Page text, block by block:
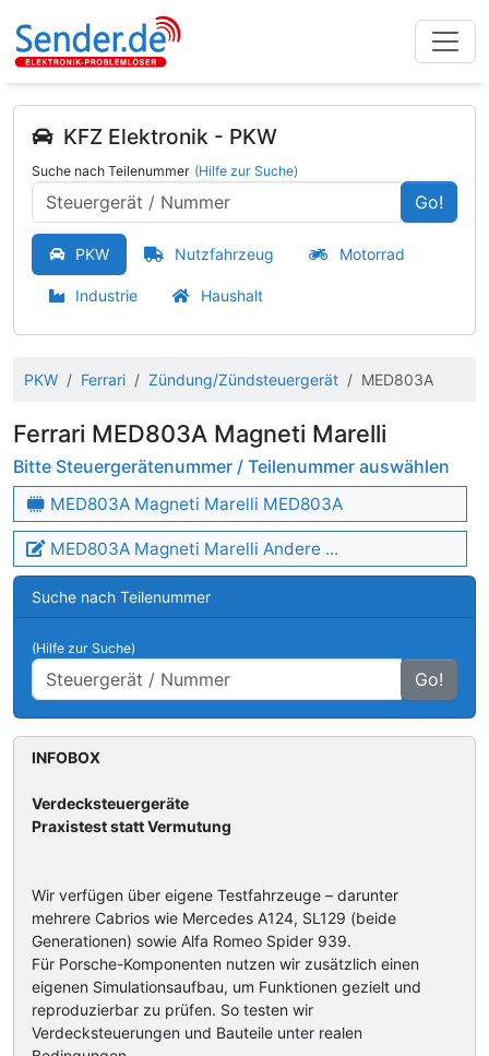
KFZ Elektronik - PKW
Suche nach Teilenummer (Hilfe zur Suche)
Go!
PKW Nutzfahrzeug Motorrad
Industrie Haushalt
PKW Ferrari Zündung/Zündsteuergerät MED803A
Ferrari MED803A Magneti Marelli
Bitte Steuergerätenummer / Teilenummer auswählen
MED803A Magneti Marelli MED803A
MED803A Magneti Marelli Andere ...
Suche nach Teilenummer
(Hilfe zur Suche)
Go!
INFOBOX
Verdecksteuergeräte
Praxistest statt Vermutung
Wir verfügen über eigene Testfahrzeuge – darunter
mehrere Cabrios wie Mercedes A124, SL129 (beide
Generationen) sowie Alfa Romeo Spider 939.
Für Porsche-Komponenten nutzen wir zusätzlich einen
eigenen Simulationsaufbau, um Funktionen gezielt und
reproduzierbar zu prüfen. So testen wir
Verdecksteuerungen und Bauteile unter realen